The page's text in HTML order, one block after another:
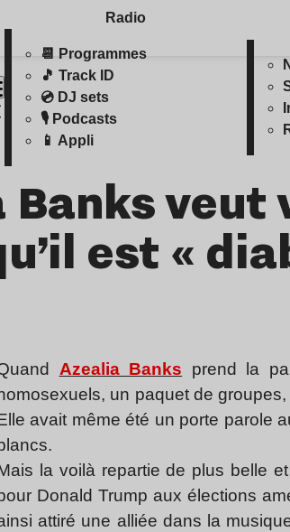
Radio
📆 Programmes
🎵 Track ID
💿 DJ sets
🎙️ Podcasts
📱 Appli
Banks veut
est «
Azealia Banks prend la
homosexuels, un paquet de
avait même été un porte parole
blancs.
la voilà repartie de plus belle
Donald Trump aux élections
attiré une alliée dans la